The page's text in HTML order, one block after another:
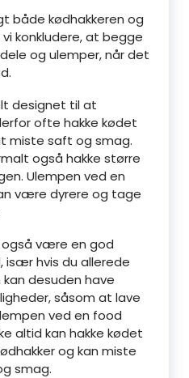
både kødhakkeren og
konkludere, at begge
og ulemper, når det
designet til at
ofte hakke kødet
miste saft og smag.
også hakke større
Ulempen ved en
være dyrere og tage
også være en god
især hvis du allerede
kan desuden have
såsom at lave
ved en food
altid kan hakke kødet
og kan miste
smag.